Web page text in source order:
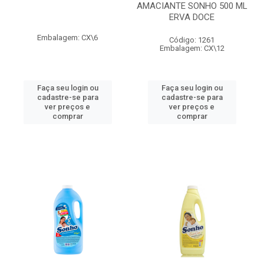
Embalagem: CX\6
Faça seu login ou
cadastre-se para
ver preços e
comprar
AMACIANTE SONHO 500 ML
ERVA DOCE
Código: 1261
Embalagem: CX\12
Faça seu login ou
cadastre-se para
ver preços e
comprar